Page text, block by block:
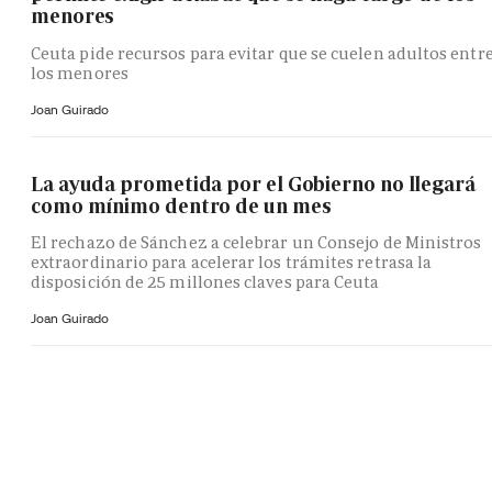
menores
Ceuta pide recursos para evitar que se cuelen adultos
los menores
Joan Guirado
La ayuda prometida por el Gobierno no llegará
como mínimo dentro de un mes
El rechazo de Sánchez a celebrar un Consejo de Ministros
extraordinario para acelerar los trámites retrasa la
disposición de 25 millones claves para Ceuta
Joan Guirado